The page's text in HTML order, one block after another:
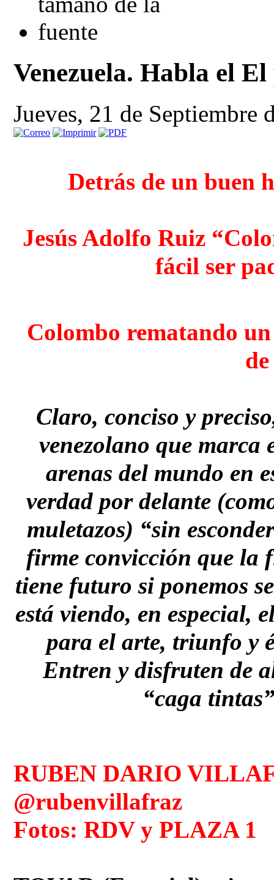
Venezuela. Habla el
Jueves, 21 de Septiembre
Detrás de un buen
Jesús Adolfo Ruiz
fácil ser
Colombo rematando
Claro, conciso y
venezolano que marca
arenas del mundo en
verdad por delante
muletazos) “sin
firme convicción que la
tiene futuro si ponemos
está viendo, en especial,
para el arte, triunfo y
Entren y disfruten de
“caga
RUBEN DARIO
@rubenvillafraz
Fotos: RDV y PLAZA 1